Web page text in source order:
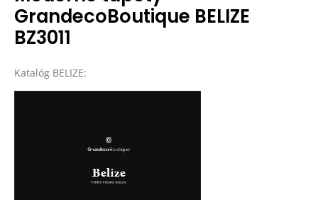
GrandecoBoutique BELIZE
BZ3011
Katalóg BELIZE: